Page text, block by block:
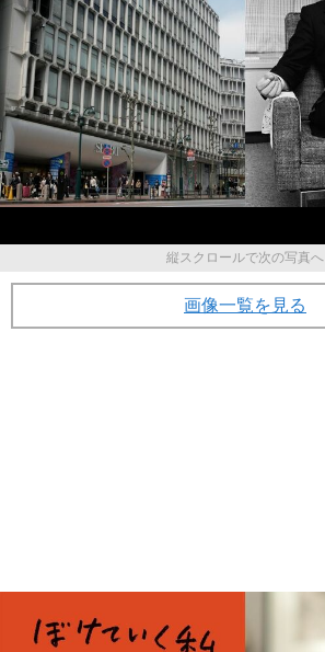
縦スクロールで次の写真へ
画像一覧を見る